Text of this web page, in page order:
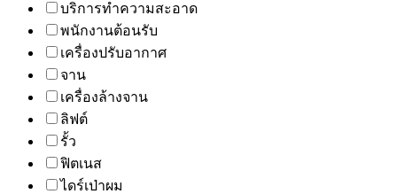
บริการทำความสะอาด
พนักงานต้อนรับ
เครื่องปรับอากาศ
จาน
เครื่องล้างจาน
ลิฟต์
รั้ว
ฟิตเนส
ไดร์เป่าผม